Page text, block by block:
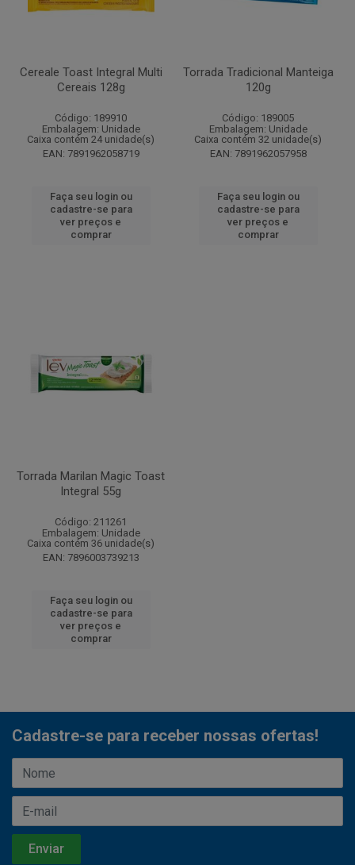
Cereale Toast Integral Multi
Cereais 128g
Código: 189910
Embalagem: Unidade
Caixa contém 24 unidade(s)
EAN: 7891962058719
Faça seu login ou
cadastre-se para
ver preços e
comprar
Torrada Tradicional Manteiga
120g
Código: 189005
Embalagem: Unidade
Caixa contém 32 unidade(s)
EAN: 7891962057958
Faça seu login ou
cadastre-se para
ver preços e
comprar
Torrada Marilan Magic Toast
Integral 55g
Código: 211261
Embalagem: Unidade
Caixa contém 36 unidade(s)
EAN: 7896003739213
Faça seu login ou
cadastre-se para
ver preços e
comprar
Cadastre-se para receber nossas ofertas!